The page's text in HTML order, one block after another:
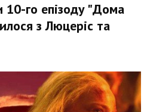
10-го епізоду "Дома
з Люцеріс та